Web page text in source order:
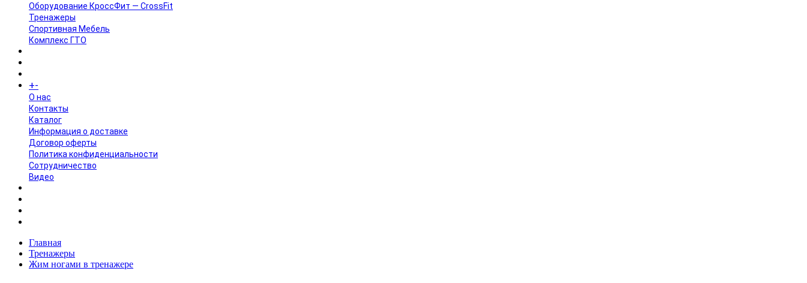
Оборудование КроссФит — CrossFit
Тренажеры
Спортивная Мебель
Комплекс ГТО
+-
O нас
Контакты
Каталог
Информация о доставке
Договор оферты
Политика конфиденциальности
Сотрудничество
Видео
Главная
Тренажеры
Жим ногами в тренажере